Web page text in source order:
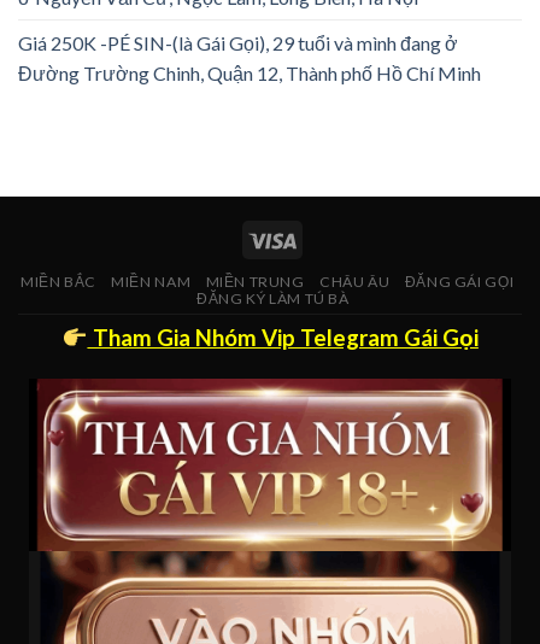
Giá 250K -PÉ SIN-(là Gái Gọi), 29 tuổi và mình đang ở
Đường Trường Chinh, Quận 12, Thành phố Hồ Chí Minh
MIỀN BẮC MIỀN NAM MIỀN TRUNG CHÂU ÂU
ĐĂNG GÁI GỌI
ĐĂNG KÝ LÀM TÚ BÀ
Tham Gia Nhóm Vip Telegram Gái Gọi